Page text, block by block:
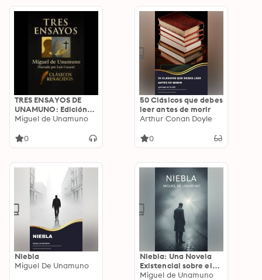
TRES ENSAYOS DE
UNAMUNO: Edición
adaptada y narrada
Miguel de Unamuno
0
50 Clásicos que debes
leer antes de morir
Arthur Conan Doyle
0
Niebla
Miguel De Unamuno
Niebla: Una Novela
Existencial sobre el
Sentido de la Vida y la
Miguel de Unamuno